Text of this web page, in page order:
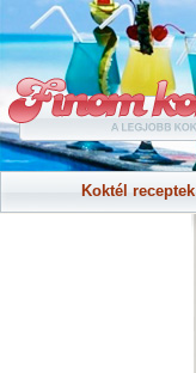
Koktél receptek